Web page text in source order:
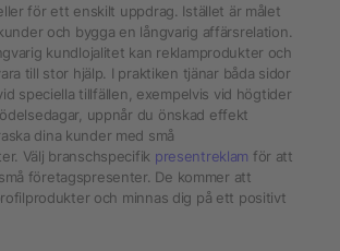
för ett enskilt uppdrag. Istället är målet
och bygga en långvarig affärsrelation.
kundlojalitet kan reklamprodukter och
till stor hjälp. I praktiken tjänar båda sidor
speciella tillfällen, exempelvis vid högtider
uppnår du önskad effekt
dina kunder med små
Välj branschspecifik presentreklam för att
företagspresenter. De kommer att
och minnas dig på ett positivt